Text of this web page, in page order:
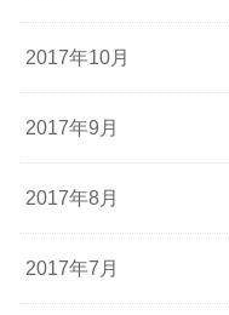
2017年10月
2017年9月
2017年8月
2017年7月